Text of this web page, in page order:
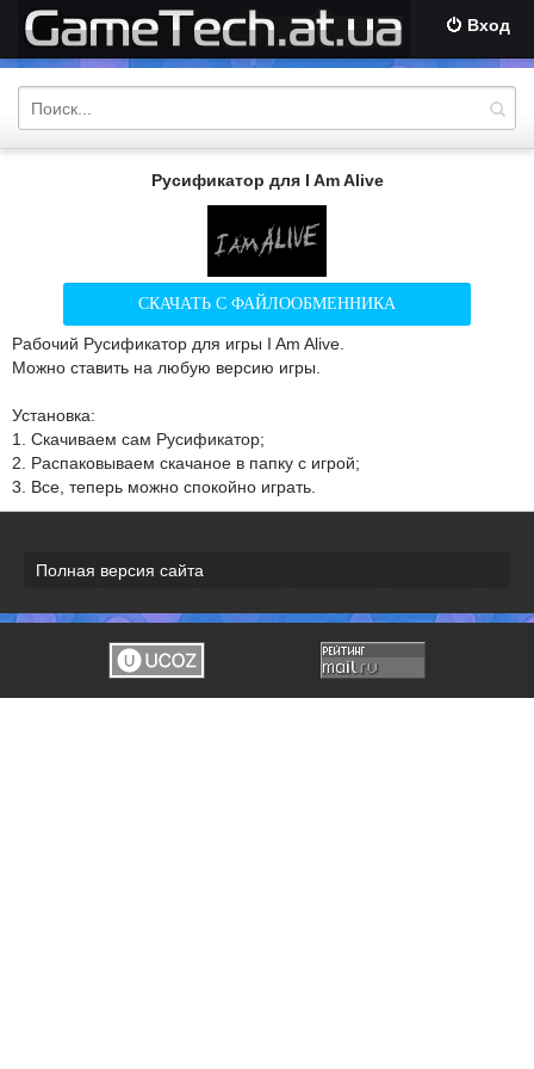
Вход
Русификатор для I Am Alive
СКАЧАТЬ С ФАЙЛООБМЕННИКА
Рабочий Русификатор для игры I Am Alive.
Можно ставить на любую версию игры.
Установка:
1. Скачиваем сам Русификатор;
2. Распаковываем скачаное в папку с игрой;
3. Все, теперь можно спокойно играть.
Полная версия сайта